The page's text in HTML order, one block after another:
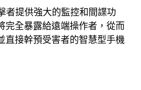
者提供強大的監控和間諜功
完全暴露給遠端操作者，從而
直接幹預受害者的智慧型手機